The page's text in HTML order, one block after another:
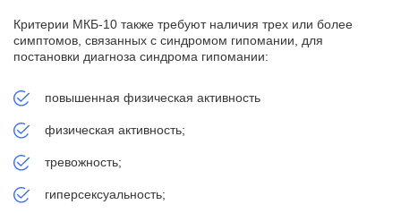
Критерии МКБ-10 также требуют наличия трех или более
симптомов, связанных с синдромом гипомании, для
постановки диагноза синдрома гипомании:
повышенная физическая активность
физическая активность;
тревожность;
гиперсексуальность;